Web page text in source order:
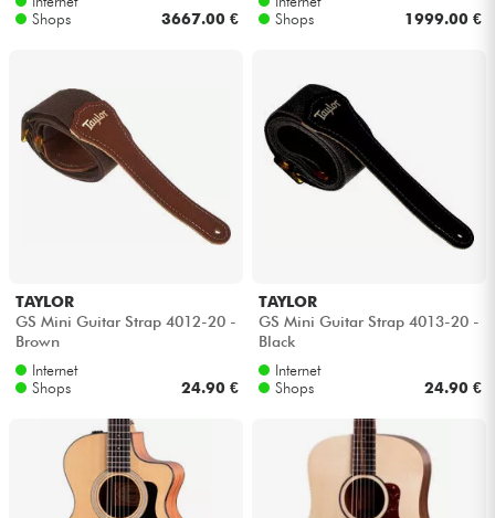
Shops
3667.00 €
Shops
1999.00 €
TAYLOR
GS Mini Guitar Strap 4012-20 -
Brown
Internet
Shops
24.90 €
TAYLOR
GS Mini Guitar Strap 4013-20 -
Black
Internet
Shops
24.90 €